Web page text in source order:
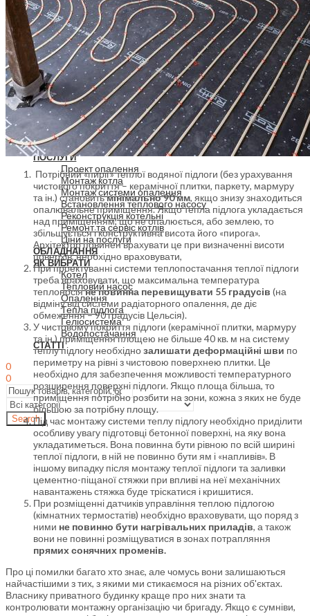
Сонячні колектори
ГОЛОВНА
ПОСЛУГИ
Проект опалення
Монтаж котла
Монтаж системи опалення
Встановлення теплового насосу
Реконструкція котельні
Ремонт та сервіс котлів
Ціни на послуги
ОБЛАДНАННЯ
ЯК ВИБРАТИ
Котел
Тепловий насос
Опалення
Тепла підлога
Геліосистема
Водопостачання
СТАТТІ
0
0
Search
Потрібний «пиріг» теплої водяної підлоги (без урахування
чистового покриття – керамічної плитки, паркету, мармуру
та ін.) становитьмінімально 90 мм, якщо знизу знаходиться
опалювальне приміщення. Якщо тепла підлога укладається
над приміщенням, що не опалюється, або землею, то
збільшується і конструктивна висота його «пирога».
Архітектор повинен врахувати це при визначенні висоти
поверхів, необхідно враховувати,
При проектуванні системи теплопостачання теплої підлоги
треба враховувати, що максимальна температура
теплоносіяне повинна перевищувати 55 градусів (на
відміну від системи радіаторного опалення, де діє
обмеження – 90 градусів Цельсія).
У чистовому покриття підлоги (керамічної плитки, мармуру
та ін.) приміщення площею не більше 40 кв. м на систему
теплу підлогу необхіднозалишати деформаційні шви по
периметру на рівні з чистовою поверхнею плитки. Це
необхідно для забезпечення можливості температурного
розширення поверхні підлоги. Якщо площа більша, то
приміщення потрібно розбити на зони, кожна з яких не буде
більшою за потрібну площу.
Під час монтажу системи теплу підлогу необхідно приділити
особливу увагу підготовці бетонної поверхні, на яку вона
укладатиметься. Вона повинна бути рівною по всій ширині
теплої підлоги, в ній не повинно бути ям і «напливів». В
іншому випадку після монтажу теплої підлоги та заливки
цементно-піщаної стяжки при впливі на неї механічних
навантажень стяжка буде тріскатися і кришитися.
При розміщенні датчиків управління теплою підлогою
(кімнатних термостатів) необхідно враховувати, що поряд з
ними не повинно бути нагрівальних приладів, а також
вони не повинні розміщуватися в зонах потрапляння
прямих сонячних променів.
Про ці помилки багато хто знає, але чомусь вони залишаються
найчастішими з тих, з якими ми стикаємося на різних об'єктах.
Власнику приватного будинку краще про них знати та
контролювати монтажну організацію чи бригаду. Якщо є сумніви,